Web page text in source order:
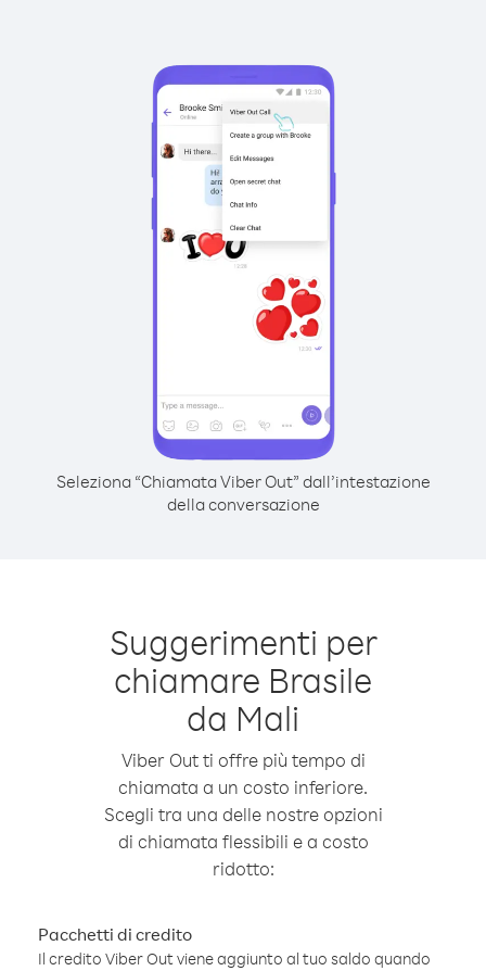
Seleziona “Chiamata Viber Out” dall’intestazione
della conversazione
Suggerimenti per
chiamare Brasile
da Mali
Viber Out ti offre più tempo di
chiamata a un costo inferiore.
Scegli tra una delle nostre opzioni
di chiamata flessibili e a costo
ridotto:
Pacchetti di credito
Il credito Viber Out viene aggiunto al tuo saldo quando